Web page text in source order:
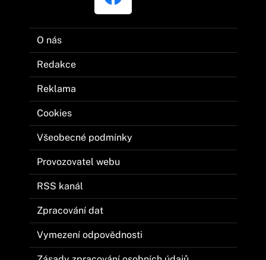
O nás
Redakce
Reklama
Cookies
Všeobecné podmínky
Provozovatel webu
RSS kanál
Zpracování dat
Vymezení odpovědnosti